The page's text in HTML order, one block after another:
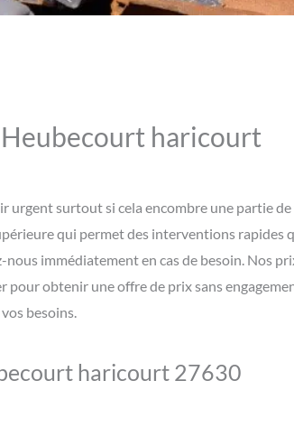
haricourt
surtout si cela encombre une partie de
qui permet des interventions
immédiatement en cas de besoin. Nos
pour obtenir une offre de prix sans
besoins.
haricourt 27630